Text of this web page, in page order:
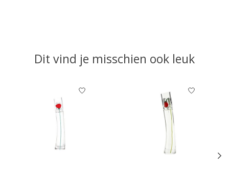
Dit vind je misschien ook leuk
Items van productcarrousel